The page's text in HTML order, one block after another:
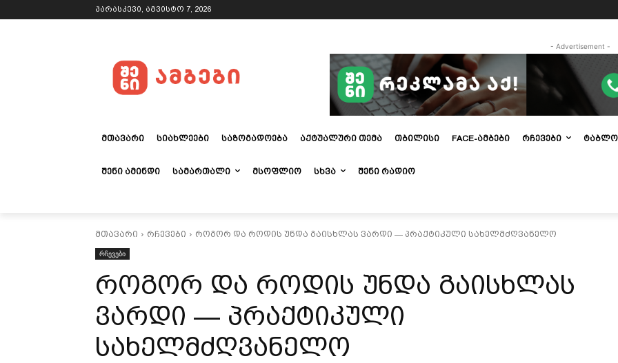
პარასკევი, აგვისტო 7, 2026
- Advertisement -
ᲛᲗᲐᲕᲐᲠᲘ ᲡᲘᲐᲮᲚᲔᲔᲑᲘ ᲡᲐᲖᲝᲒᲐᲓᲝᲔᲑᲐ ᲐᲥᲢᲣᲐᲚᲣᲠᲘ ᲗᲔᲛᲐ ᲗᲑᲘᲚᲘᲡᲘ FACE-ᲐᲛᲑᲔᲑᲘ ᲠᲩᲔᲕᲔᲑᲘ
ᲨᲔᲜᲘ ᲐᲛᲘᲜᲓᲘ ᲡᲐᲛᲐᲠᲗᲐᲚᲘ ᲛᲡᲝᲤᲚᲘᲝ ᲡᲮᲕᲐ ᲨᲔᲜᲘ ᲠᲐᲓᲘᲝ
მთავარი რჩევები
როგორ და როდის უნდა გაისხლას ვარდი — პრაქტიკული სახელმძღვანელო
რჩევები
როგორ და როდის უნდა გაისხლას
ვარდი — პრაქტიკული
სახელმძღვანელო